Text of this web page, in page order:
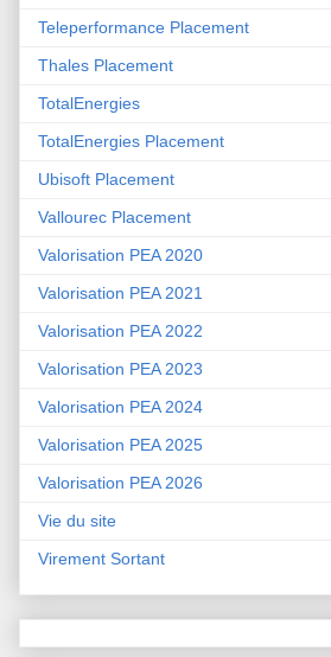
Teleperformance Placement
Thales Placement
TotalEnergies
TotalEnergies Placement
Ubisoft Placement
Vallourec Placement
Valorisation PEA 2020
Valorisation PEA 2021
Valorisation PEA 2022
Valorisation PEA 2023
Valorisation PEA 2024
Valorisation PEA 2025
Valorisation PEA 2026
Vie du site
Virement Sortant